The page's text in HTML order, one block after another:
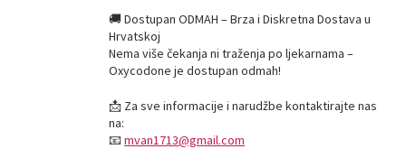
🚚 Dostupan ODMAH – Brza i Diskretna Dostava u
Hrvatskoj
Nema više čekanja ni traženja po ljekarnama –
Oxycodone je dostupan odmah!
📩 Za sve informacije i narudžbe kontaktirajte nas
na:
📧mvan1713@gmail.com